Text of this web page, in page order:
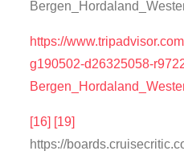
https://
g190502-d26325058-
[16] [19]
https://